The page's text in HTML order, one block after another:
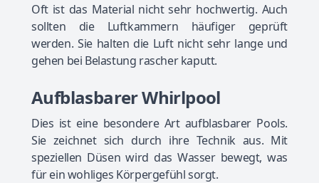
Oft ist das Material nicht sehr hochwertig. Auch
sollten die Luftkammern häufiger geprüft
werden. Sie halten die Luft nicht sehr lange und
gehen bei Belastung rascher kaputt.
Aufblasbarer Whirlpool
Dies ist eine besondere Art aufblasbarer Pools.
Sie zeichnet sich durch ihre Technik aus. Mit
speziellen Düsen wird das Wasser bewegt, was
für ein wohliges Körpergefühl sorgt.